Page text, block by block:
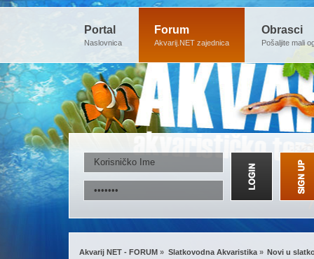
Portal
Naslovnica
Forum
Akvarij.NET zajednica
Obrasci
Pošaljite mali
Akvarij NET - FORUM » Slatkovodna Akvaristika» Novi u